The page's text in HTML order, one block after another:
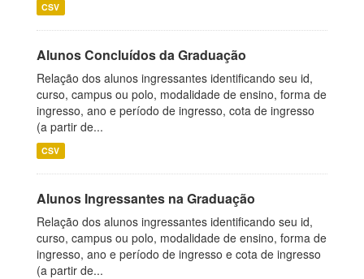
CSV
Alunos Concluídos da Graduação
Relação dos alunos ingressantes identificando seu id,
curso, campus ou polo, modalidade de ensino, forma de
ingresso, ano e período de ingresso, cota de ingresso
(a partir de...
CSV
Alunos Ingressantes na Graduação
Relação dos alunos ingressantes identificando seu id,
curso, campus ou polo, modalidade de ensino, forma de
ingresso, ano e período de ingresso e cota de ingresso
(a partir de...